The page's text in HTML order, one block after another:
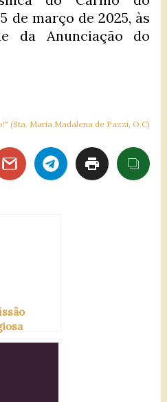
de março de 2025, às
da Anunciação do
(Sta. Maria Madalena de Pazzi, O.C)